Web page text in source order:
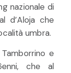
nazionale di
d’Aloja che
umbra.
e
che al